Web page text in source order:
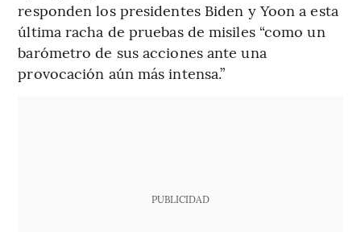
responden los presidentes Biden y Yoon a esta
última racha de pruebas de misiles “como un
barómetro de sus acciones ante una
provocación aún más intensa.”
PUBLICIDAD